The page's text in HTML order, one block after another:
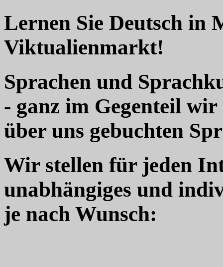
Lernen Sie Deutsch in
Viktualienmarkt!
Sprachen und
- ganz im Gegenteil
über uns gebuchten
Wir stellen für jeden
unabhängiges und
je nach Wunsch: